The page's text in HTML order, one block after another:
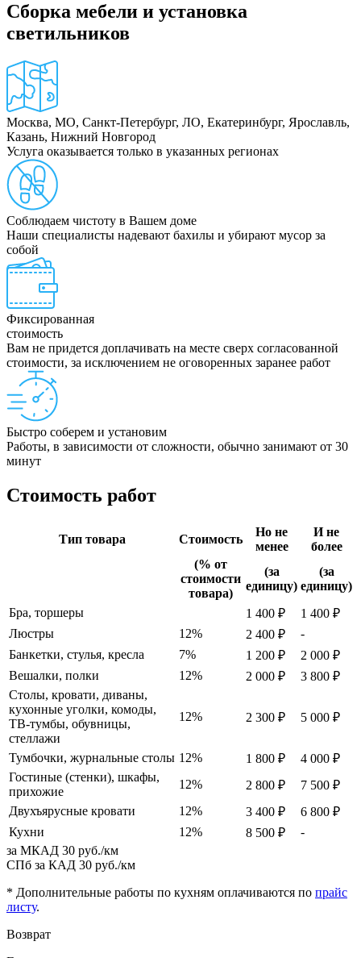
Сборка мебели и установка
светильников
Москва, МО, Санкт-Петербург, ЛО, Екатеринбург, Ярославль,
Казань, Нижний Новгород
Услуга оказывается только в указанных регионах
Соблюдаем чистоту в Вашем доме
Наши специалисты надевают бахилы и убирают мусор за
собой
Фиксированная
стоимость
Вам не придется доплачивать на месте сверх согласованной
стоимости, за исключением не оговоренных заранее работ
Быстро соберем и установим
Работы, в зависимости от сложности, обычно занимают от 30
минут
Стоимость работ
Тип товара Стоимость
Но не
менее
И не
более
(% от
стоимости
товара)
(за
единицу)
(за
единицу)
Бра, торшеры
1 400 ₽
1 400 ₽
Люстры
12% 2 400 ₽
-
Банкетки, стулья, кресла
7% 1 200 ₽
2 000 ₽
Вешалки, полки
12% 2 000 ₽
3 800 ₽
Столы, кровати, диваны,
кухонные уголки, комоды,
ТВ-тумбы, обувницы,
стеллажи
12% 2 300 ₽ 5 000 ₽
Тумбочки, журнальные столы 12% 1 800 ₽
4 000 ₽
Гостиные (стенки), шкафы,
прихожие
12% 2 800 ₽
7 500 ₽
Двухъярусные кровати
12% 3 400 ₽
6 800 ₽
Кухни
12% 8 500 ₽
-
за МКАД 30 руб./км
СПб за КАД 30 руб./км
* Дополнительные работы по кухням оплачиваются по прайс
листу.
Возврат